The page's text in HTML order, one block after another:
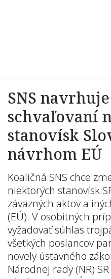
SNS
schvaľovaní
stanovísk
návrhom EÚ
Koaličná SNS chce
niektorých stanovísk
záväzných aktov a
(EÚ). V osobitných
vyžadovať súhlas
všetkých poslancov
novely ústavného
Národnej rady (NR)